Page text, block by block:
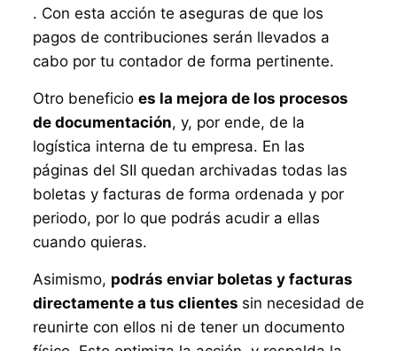
. Con esta acción te aseguras de que los
pagos de contribuciones serán llevados a
cabo por tu contador de forma pertinente.
Otro beneficio es la mejora de los procesos
de documentación, y, por ende, de la
logística interna de tu empresa. En las
páginas del SII quedan archivadas todas las
boletas y facturas de forma ordenada y por
periodo, por lo que podrás acudir a ellas
cuando quieras.
Asimismo, podrás enviar boletas y facturas
directamente a tus clientes sin necesidad de
reunirte con ellos ni de tener un documento